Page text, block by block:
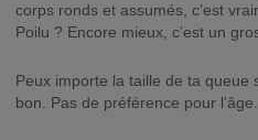
corps ronds et assumés, c’est
Poilu ? Encore mieux, c’est un
Peux importe la taille de ta queue
bon. Pas de préférence pour l’âge.